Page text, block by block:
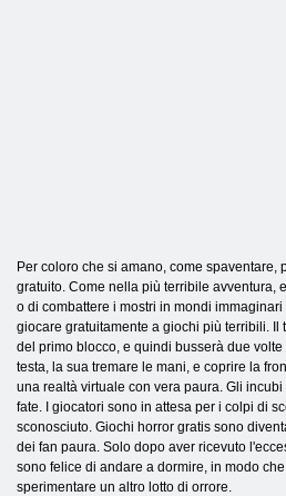
Per coloro che si amano, come spaventare,
gratuito. Come nella più terribile avventura,
o di combattere i mostri in mondi
giocare gratuitamente a giochi più terribili. Il
del primo blocco, e quindi busserà due
testa, la sua tremare le mani, e coprire la
una realtà virtuale con vera paura. Gli
fate. I giocatori sono in attesa per i colpi di
sconosciuto. Giochi horror gratis sono
dei fan paura. Solo dopo aver ricevuto
sono felice di andare a dormire, in modo
sperimentare un altro lotto di orrore.